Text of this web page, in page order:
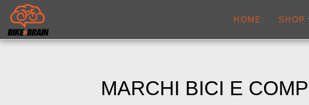
HOME SHOP
MARCHI BICI E